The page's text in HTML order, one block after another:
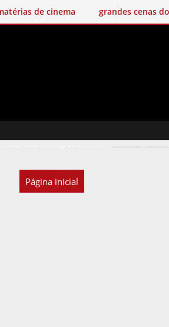
de cinema grandes cenas
o marcadorRupert Grint. Mostrar
Página inicial